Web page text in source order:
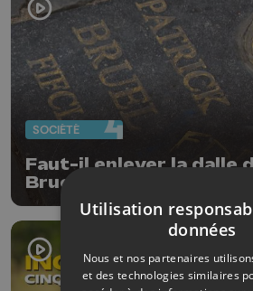
SOCIÉTÉ
Faut-il enlever la dalle
Bruel qui a été à
"Nos ouvriers sont en
Utilisation
données
Nous et nos partenaires
et des technologies similaires